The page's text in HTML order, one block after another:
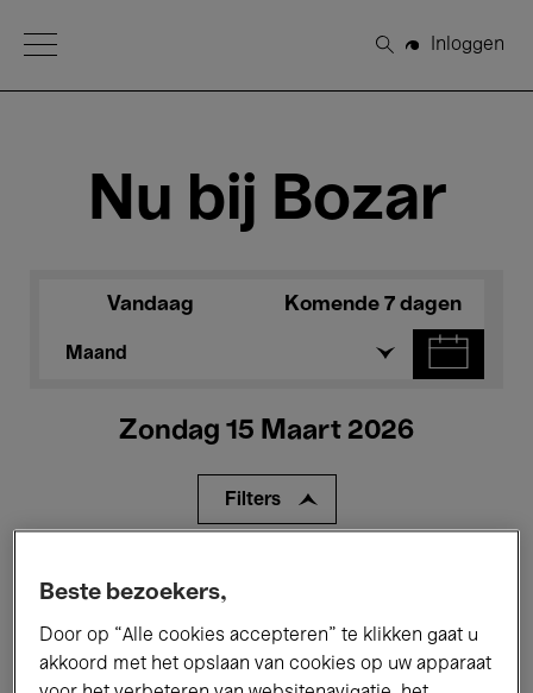
Open Menu
Zoeken
Inloggen
Nu bij Bozar
Vandaag Komende 7 dagen
Maand
Zondag 15 Maart 2026
Filters
Tentoonstellingen Films
Performances Lezingen & Debatten
Beste bezoekers,
Door op “Alle cookies accepteren” te klikken gaat u
akkoord met het opslaan van cookies op uw apparaat